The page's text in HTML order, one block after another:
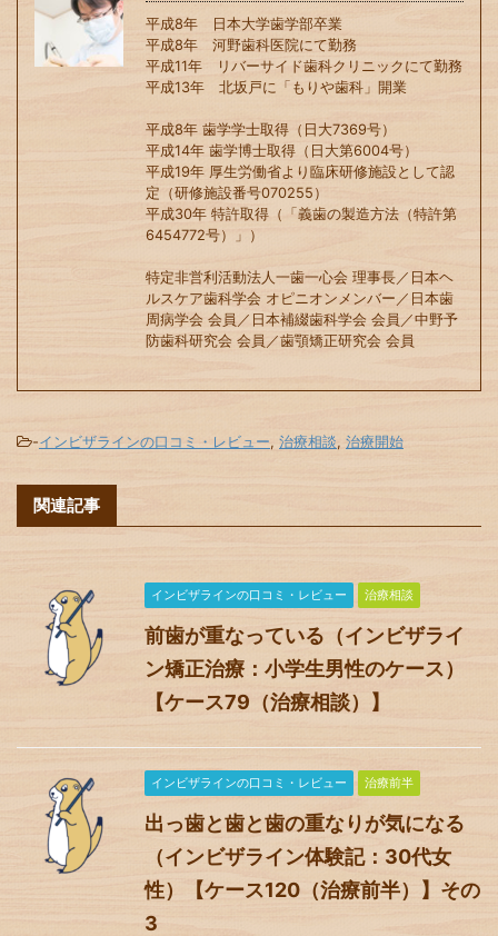
平成8年 日本大学歯学部卒業
平成8年 河野歯科医院にて勤務
平成11年 リバーサイド歯科クリニックにて勤務
平成13年 北坂戸に「もりや歯科」開業
平成8年 歯学学士取得（日大7369号）
平成14年 歯学博士取得（日大第6004号）
平成19年 厚生労働省より臨床研修施設として認
定（研修施設番号070255）
平成30年 特許取得（「義歯の製造方法（特許第
6454772号）」）
特定非営利活動法人一歯一心会 理事長／日本ヘ
ルスケア歯科学会 オピニオンメンバー／日本歯
周病学会 会員／日本補綴歯科学会 会員／中野予
防歯科研究会 会員／歯顎矯正研究会 会員
-インビザラインの口コミ・レビュー, 治療相談, 治療開始
関連記事
インビザラインの口コミ・レビュー 治療相談
前歯が重なっている（インビザライ
ン矯正治療：小学生男性のケース）
【ケース79（治療相談）】
インビザラインの口コミ・レビュー 治療前半
出っ歯と歯と歯の重なりが気になる
（インビザライン体験記：30代女
性）【ケース120（治療前半）】その
3